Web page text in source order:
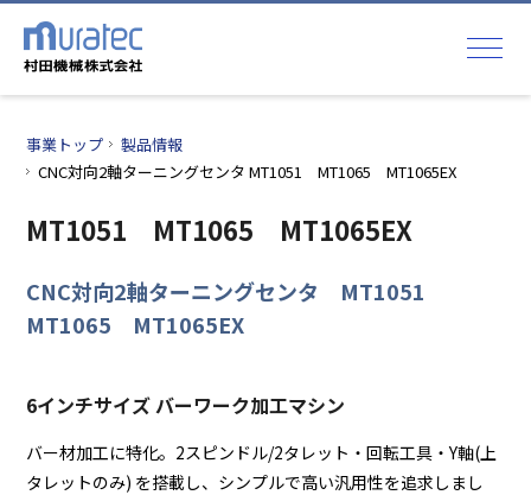
事業トップ
製品情報
CNC対向2軸ターニングセンタ MT1051 MT1065 MT1065EX
MT1051 MT1065 MT1065EX
CNC対向2軸ターニングセンタ MT1051
MT1065 MT1065EX
6インチサイズ バーワーク加工マシン
バー材加工に特化。2スピンドル/2タレット・回転工具・Y軸(上
タレットのみ) を搭載し、シンプルで高い汎用性を追求しまし